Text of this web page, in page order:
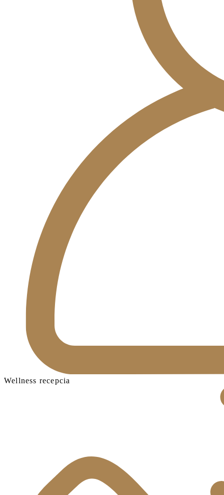
Wellness recepcia